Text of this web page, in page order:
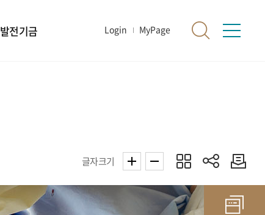
발전기금 Login MyPage
글자크기